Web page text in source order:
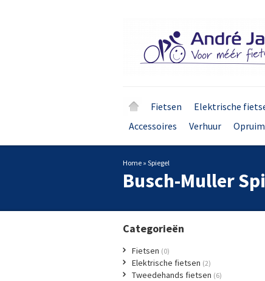
Fietsen Elektrische
Accessoires
Verhuur
Home » Spiegel
Busch-Muller
Categorieën
Fietsen (0)
Elektrische fietsen (2)
Tweedehands fietsen (6)